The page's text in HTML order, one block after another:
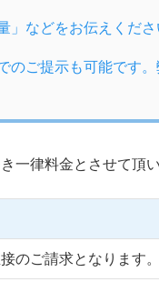
」などをお伝えくださ
のご提示も可能です
一律料金とさせて頂い
のご請求となります。